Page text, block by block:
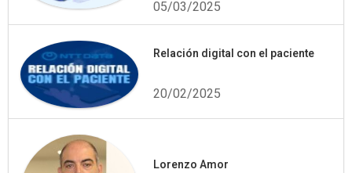
05/03/2025
Relación digital con el paciente
20/02/2025
Lorenzo Amor